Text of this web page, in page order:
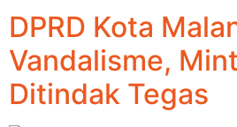
DPRD Kota
Vandalisme,
Ditindak Tegas